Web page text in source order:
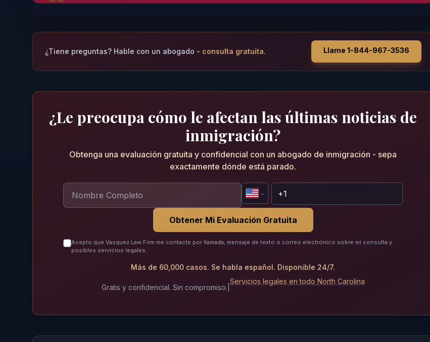
¿Tiene preguntas? Hable con un abogado - consulta gratuita. Llame 1-844-967-3536
¿Le preocupa cómo le afectan las últimas noticias de
inmigración?
Obtenga una evaluación gratuita y confidencial con un abogado de inmigración - sepa
exactamente dónde está parado.
Obtener Mi Evaluación Gratuita
Acepto que Vasquez Law Firm me contacte por llamada, mensaje de texto o correo electrónico sobre mi consulta y
posibles servicios legales.
Más de 60,000 casos. Se habla español. Disponible 24/7.
Gratis y confidencial. Sin compromiso.
Servicios legales en todo North Carolina